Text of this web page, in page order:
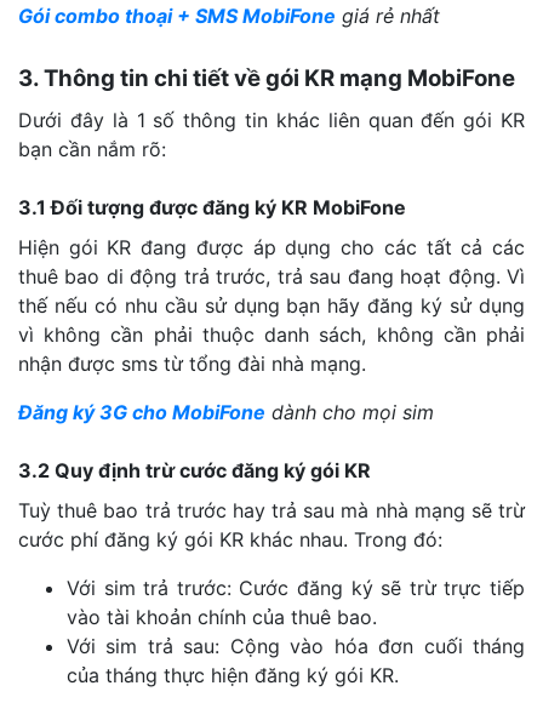
Gói combo thoại + SMS MobiFone giá rẻ nhất
3. Thông tin chi tiết về gói KR mạng MobiFone
Dưới đây là 1 số thông tin khác liên quan đến gói KR
bạn cần nắm rõ:
3.1 Đối tượng được đăng ký KR MobiFone
Hiện gói KR đang được áp dụng cho các tất cả các
thuê bao di động trả trước, trả sau đang hoạt động. Vì
thế nếu có nhu cầu sử dụng bạn hãy đăng ký sử dụng
vì không cần phải thuộc danh sách, không cần phải
nhận được sms từ tổng đài nhà mạng.
Đăng ký 3G cho MobiFone dành cho mọi sim
3.2 Quy định trừ cước đăng ký gói KR
Tuỳ thuê bao trả trước hay trả sau mà nhà mạng sẽ trừ
cước phí đăng ký gói KR khác nhau. Trong đó:
Với sim trả trước: Cước đăng ký sẽ trừ trực tiếp
vào tài khoản chính của thuê bao.
Với sim trả sau: Cộng vào hóa đơn cuối tháng
của tháng thực hiện đăng ký gói KR.